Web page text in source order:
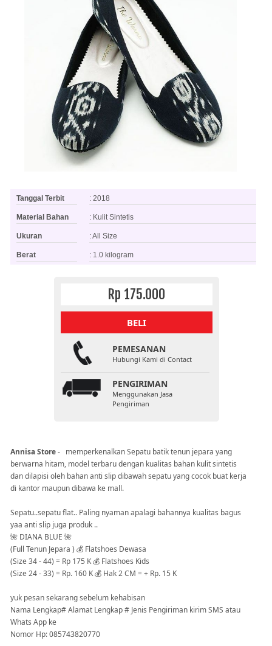
Tanggal Terbit : 2018
Material Bahan : Kulit Sintetis
Ukuran : All Size
Berat : 1.0 kilogram
Rp 175.000
BELI
PEMESANAN
Hubungi Kami di Contact
PENGIRIMAN
Menggunakan Jasa
Pengiriman
Annisa Store- memperkenalkan Sepatu batik tenun jepara yang
berwarna hitam, model terbaru dengan kualitas bahan kulit sintetis
dan dilapisi oleh bahan anti slip dibawah sepatu yang cocok buat kerja
di kantor maupun dibawa ke mall.
Sepatu..sepatu flat.. Paling nyaman apalagi bahannya kualitas bagus
yaa anti slip juga produk ..
🌺 DIANA BLUE 🌺
(Full Tenun Jepara ) 💰 Flatshoes Dewasa
(Size 34 - 44) = Rp 175 K 💰 Flatshoes Kids
(Size 24 - 33) = Rp. 160 K 💰 Hak 2 CM = + Rp. 15 K
yuk pesan sekarang sebelum kehabisan
Nama Lengkap# Alamat Lengkap # Jenis Pengiriman kirim SMS atau
Whats App ke
Nomor Hp: 085743820770